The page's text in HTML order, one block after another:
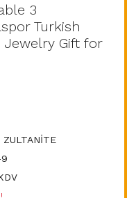
3
Turkish
Jewelry Gift for
ZULTANİTE